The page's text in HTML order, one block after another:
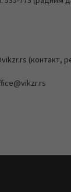
(контакт,